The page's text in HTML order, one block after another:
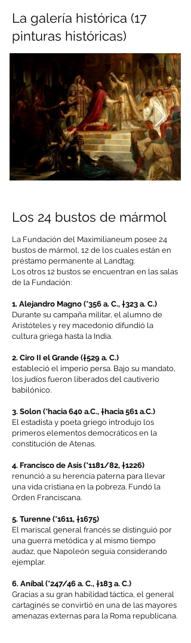
La galería histórica (17
pinturas históricas)
Los 24 bustos de mármol
La Fundación del Maximilianeum posee 24
bustos de mármol, 12 de los cuales están en
préstamo permanente al Landtag.
Los otros 12 bustos se encuentran en las salas
de la Fundación:
1. Alejandro Magno (*356 a. C., †️323 a. C.)
Durante su campaña militar, el alumno de
Aristóteles y rey macedonio difundió la
cultura griega hasta la India.
2. Ciro II el Grande (†529 a. C.)
estableció el imperio persa. Bajo su mandato,
los judíos fueron liberados del cautiverio
babilónico.
3. Solon (*hacia 640 a.C., †hacia 561 a.C.)
El estadista y poeta griego introdujo los
primeros elementos democráticos en la
constitución de Atenas.
4. Francisco de Asís (*1181/82, †1226)
renunció a su herencia paterna para llevar
una vida cristiana en la pobreza. Fundó la
Orden Franciscana.
5. Turenne (*1611, †1675)
El mariscal general francés se distinguió por
una guerra metódica y al mismo tiempo
audaz, que Napoleón seguía considerando
ejemplar.
6. Aníbal (*247/46 a. C., †183 a. C.)
Gracias a su gran habilidad táctica, el general
cartaginés se convirtió en una de las mayores
amenazas externas para la Roma republicana.